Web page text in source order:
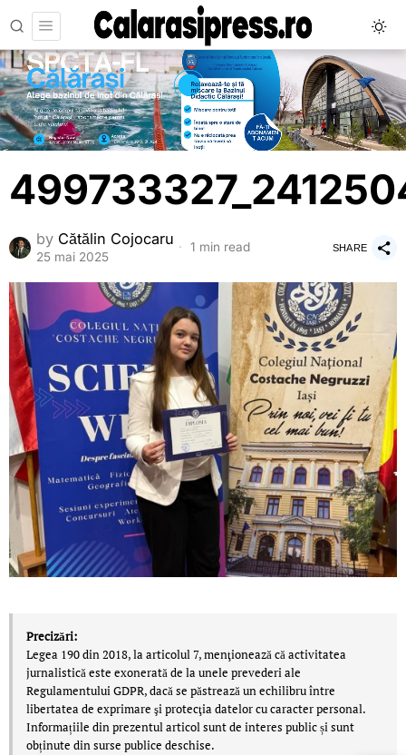
by Cătălin Cojocaru
25 mai 2025
1 min read SHARE
Precizări:
Legea 190 din 2018, la articolul 7, menţionează că activitatea
jurnalistică este exonerată de la unele prevederi ale
Regulamentului GDPR, dacă se păstrează un echilibru între
libertatea de exprimare şi protecţia datelor cu caracter personal.
Informațiile din prezentul articol sunt de interes public și sunt
obținute din surse publice deschise.